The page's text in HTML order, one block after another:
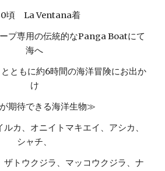
頃 La Ventana着
プ専用の伝統的なPanga Boatにて
海へ
ともに約6時間の海洋冒険にお出か
け
期待できる海洋生物≫
カ、オニイトマキエイ、アシカ、
シャチ、
ザトウクジラ、マッコウクジラ、ナ